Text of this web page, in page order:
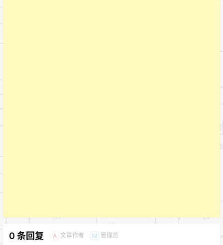
0 条回复 A 文章作者 M 管理员